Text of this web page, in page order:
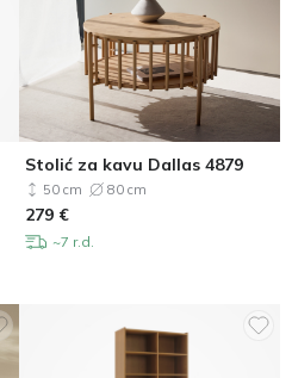
Stolić za kavu Dallas 4879
50 cm 80 cm
279 €
~7 r.d.